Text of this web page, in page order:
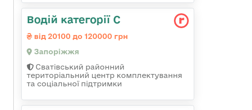
Водій категорії С
від 20100 до 120000 грн
Запоріжжя
Сватівський районний
територіальний центр комплектування
та соціальної підтримки